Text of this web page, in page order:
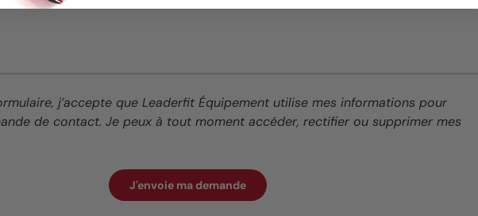
j’accepte que Leaderfit Équipement utilise mes informations pour
de contact. Je peux à tout moment accéder, rectifier ou supprimer mes
J'envoie ma demande